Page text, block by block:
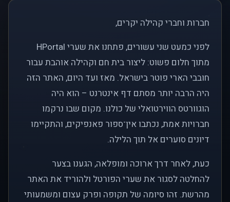
חברות וחברי קהילה יקרים,
לפני כמעט שני עשורים, פתחנו את שערי HPortal
מתוך חלום פשוט: ליצור בית חם וקהילה אוהבת עבור
חובבי הארי פוטר בישראל. מאז ועד היום, האתר הזה
היה הרבה יותר מסתם דף אינטרנט – הוא היה
הוגוורטס הווירטואלי של כולנו. מקום שבו נרקמו
חברויות אמת, נכתבו אין־ספור פאנפיקים, והתקיימו
דיונים סוערים אל תוך הלילה.
כעת, לאחר דרך ארוכה ומופלאה, הגענו בצער
להחלטה לסגור את שערי הפורטל ולהוריד את האתר
מהרשת. זהו סיומה של תקופה ופרק עצום ומשמעותי